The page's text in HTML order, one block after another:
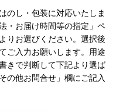
のし・包装に対応いたしま
・お届け時間等の指定」ペ
りお選びください。選択後
ご入力お願いします。用途
きで判断して下記より選ば
の他お問合せ」欄にご記入